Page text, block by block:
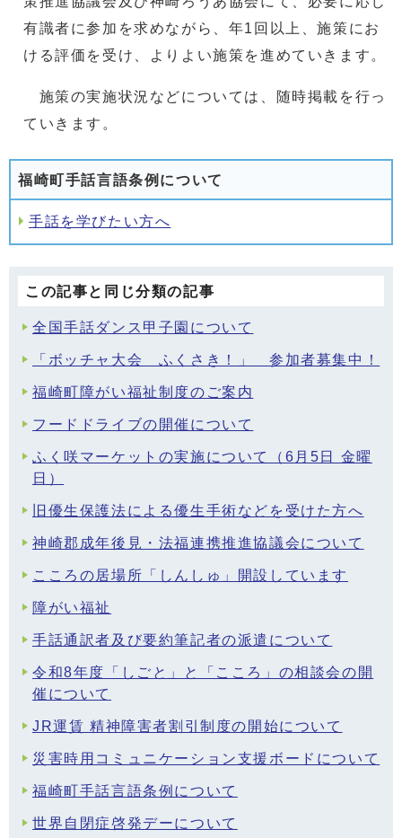
有識者に参加を求めながら、年1回以上、施策にお
ける評価を受け、よりよい施策を進めていきます。
施策の実施状況などについては、随時掲載を行っ
ていきます。
福崎町手話言語条例について
手話を学びたい方へ
この記事と同じ分類の記事
全国手話ダンス甲子園について
「ボッチャ大会 ふくさき！」 参加者募集中！
福崎町障がい福祉制度のご案内
フードドライブの開催について
ふく咲マーケットの実施について（6月5日 金曜
日）
旧優生保護法による優生手術などを受けた方へ
神崎郡成年後見・法福連携推進協議会について
こころの居場所「しんしゅ」開設しています
障がい福祉
手話通訳者及び要約筆記者の派遣について
令和8年度「しごと」と「こころ」の相談会の開
催について
JR運賃 精神障害者割引制度の開始について
災害時用コミュニケーション支援ボードについて
福崎町手話言語条例について
世界自閉症啓発デーについて